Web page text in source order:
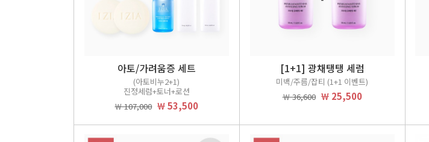
아토/가려움증 세트
(아토비누2+1)
진정세럼+토너+로션
￦ 107,000 ￦ 53,500
[1+1] 광채탱탱 세럼
미백/주름/잡티 (1+1 이벤트)
￦ 36,600 ￦ 25,500